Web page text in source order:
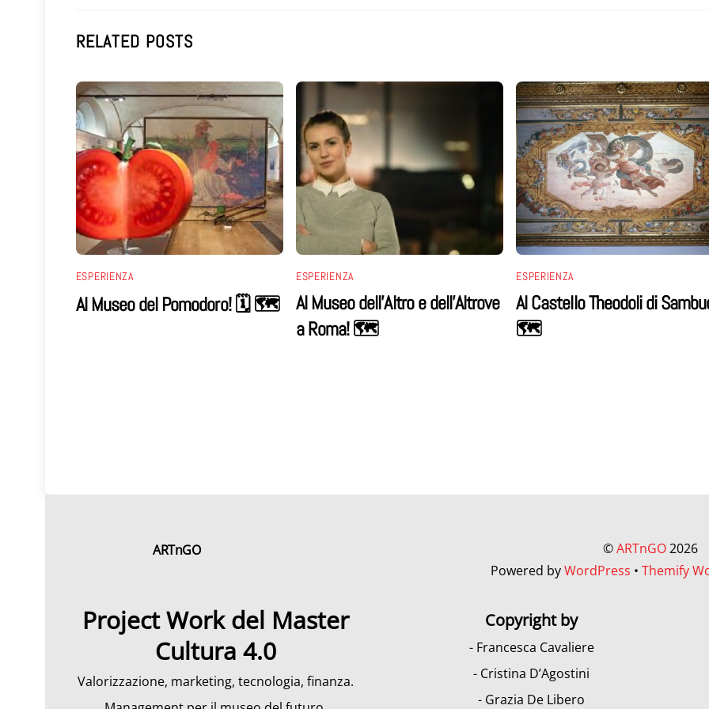
RELATED POSTS
ESPERIENZA
Al Museo del Pomodoro! 🗓 🗺
ESPERIENZA
Al Museo dell’Altro e dell’Altrove
a Roma! 🗺
ESPERIENZA
Al Castello Theodoli di
🗺
ARTnGO ©ARTnGO2026
Powered byWordPress •Themify
Project Work del Master
Cultura 4.0
Valorizzazione, marketing, tecnologia, finanza.
Copyright by
- Francesca Cavaliere
- Cristina D’Agostini
- Grazia De Libero